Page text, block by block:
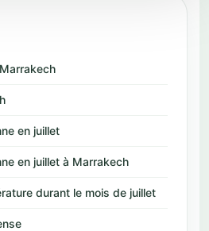
en juillet
en juillet à Marrakech
durant le mois de juillet